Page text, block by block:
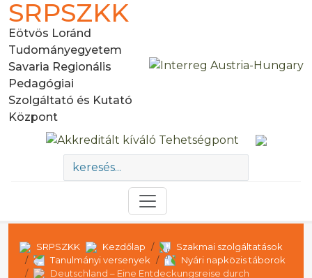
SRPSZKK
Eötvös Loránd
Tudományegyetem
Savaria Regionális
Pedagógiai
Szolgáltató és Kutató
Központ
SRPSZKK Kezdőlap
Szakmai szolgáltatások
Tanulmányi versenyek
Nyári napközis táborok
Deutschland – Eine Entdeckungsreise durch